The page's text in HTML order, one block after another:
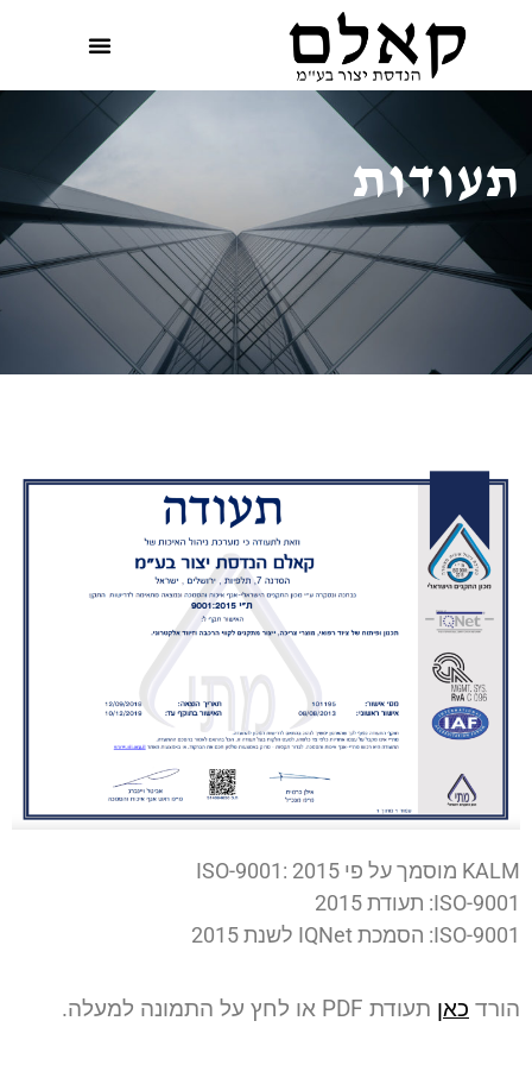
תעודות
KALM מוסמך על פי ISO-9001: 2015
ISO-9001: תעודת 2015
ISO-9001: הסמכת IQNet לשנת 2015
הורד כאן תעודת PDF או לחץ על התמונה למעלה.